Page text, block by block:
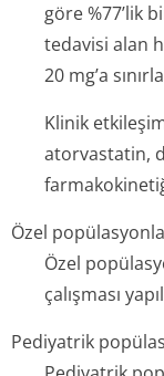
göre %77’lik
tedavisi alan
20 mg’a
Klinik
atorvastatin,
Özel
Özel
çalışması
Pediyatrik